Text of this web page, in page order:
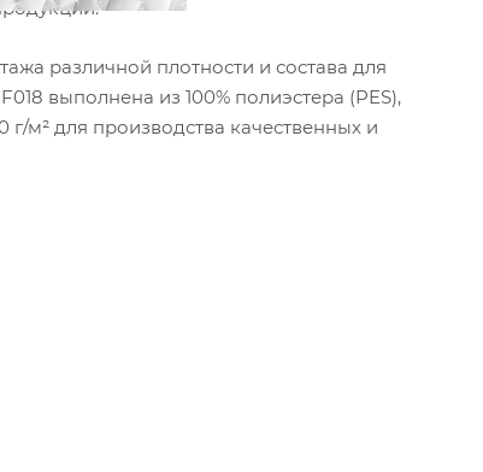
различной плотности и состава для
выполнена из 100% полиэстера (PES),
м² для производства качественных и